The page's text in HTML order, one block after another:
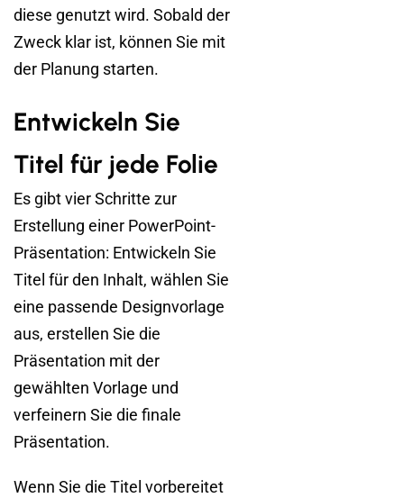
diese genutzt wird. Sobald der
Zweck klar ist, können Sie mit
der Planung starten.
Entwickeln Sie
Titel für jede Folie
Es gibt vier Schritte zur
Erstellung einer PowerPoint-
Präsentation: Entwickeln Sie
Titel für den Inhalt, wählen Sie
eine passende Designvorlage
aus, erstellen Sie die
Präsentation mit der
gewählten Vorlage und
verfeinern Sie die finale
Präsentation.
Wenn Sie die Titel vorbereitet